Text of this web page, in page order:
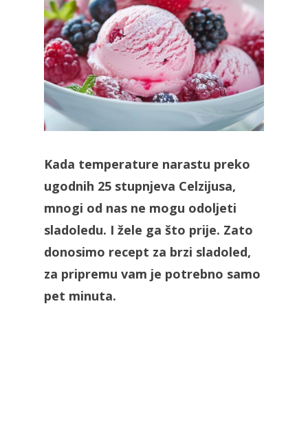
Kada temperature narastu preko
ugodnih 25 stupnjeva Celzijusa,
mnogi od nas ne mogu odoljeti
sladoledu. I žele ga što prije. Zato
donosimo recept za brzi sladoled,
za pripremu vam je potrebno samo
pet minuta.